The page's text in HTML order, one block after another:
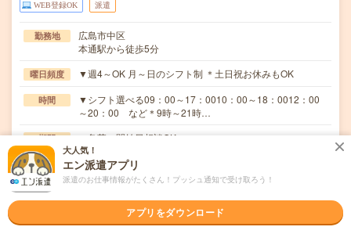
WEB登録OK 派遣
勤務地
広島市中区
本通駅から徒歩5分
曜日頻度 ▼週4～OK 月～日のシフト制 ＊土日祝お休みもOK
時間
▼シフト選べる09：00～17：0010：00～18：0012：00
～20：00 など＊9時～21時…
期間 ＜急募＞開始日相談OK
時給
時給1300～1500円 ※日払いOK(規定あり) ※スキルによ
り応相談
交通費
交通費支給（規定あり）
大人気！
エン派遣アプリ
派遣のお仕事情報がたくさん！プッシュ通知で受け取ろう！
アプリをダウンロード